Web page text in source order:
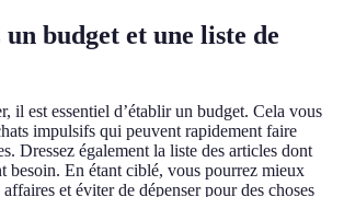
un budget et une liste de
il est essentiel d’établir un budget. Cela vous
impulsifs qui peuvent rapidement faire
Dressez également la liste des articles dont
besoin. En étant ciblé, vous pourrez mieux
et éviter de dépenser pour des choses